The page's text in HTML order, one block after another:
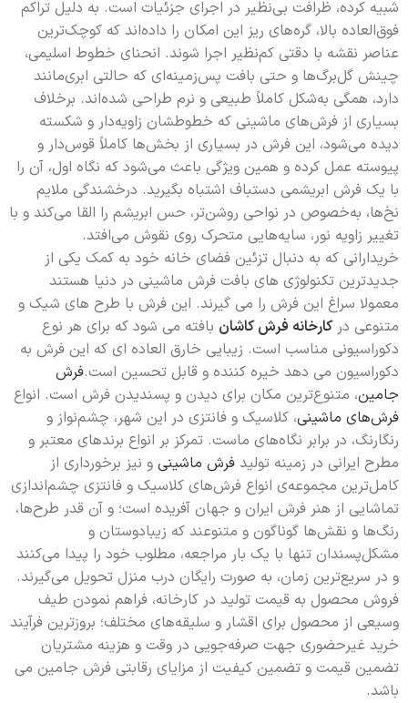
شبیه کرده، ظرافت بی‌نظیر در اجرای جزئیات است. به دلیل تراکم
فوق‌العاده بالا، گره‌های ریز این امکان را داده‌اند که کوچک‌ترین
عناصر نقشه با دقتی کم‌نظیر اجرا شوند. انحنای خطوط اسلیمی،
چینش گل‌برگ‌ها و حتی بافت پس‌زمینه‌ای که حالتی ابری‌مانند
دارد، همگی به‌شکل کاملاً طبیعی و نرم طراحی شده‌اند. برخلاف
بسیاری از فرش‌های ماشینی که خطوطشان زاویه‌دار و شکسته
دیده می‌شود، این فرش در بسیاری از بخش‌ها کاملاً قوس‌دار و
پیوسته عمل کرده و همین ویژگی باعث می‌شود که نگاه اول، آن را
با یک فرش ابریشمی دستباف اشتباه بگیرید. درخشندگی ملایم
نخ‌ها، به‌خصوص در نواحی روشن‌تر، حس ابریشم را القا می‌کند و با
تغییر زاویه نور، سایه‌هایی متحرک روی نقوش می‌افتد.
خریدارانی که به دنبال تزئین فضای خانه خود به کمک یکی از
جدیدترین تکنولوژی های بافت فرش ماشینی در دنیا هستند
معمولا سراغ این فرش را می گیرند. این فرش با طرح های شیک و
متنوعی درکارخانه فرش کاشان بافته می شود که برای هر نوع
دکوراسیونی مناسب است. زیبایی خارق العاده ای که این فرش به
دکوراسیون می دهد خیره کننده و قابل تحسین است.فرش
جامین، متنوع‌ترین مکان برای دیدن و پسندیدن فرش است. انواع
فرش‌های ماشینی، کلاسیک و فانتزی در این شهر، چشم‌نواز و
رنگارنگ، در برابر نگاه‌های ماست. تمرکز بر انواع برندهای معتبر و
مطرح ایرانی در زمینه تولید فرش ماشینی و نیز برخورداری از
کامل‌ترین مجموعه‌ی انواع فرش‌های کلاسیک و فانتزی چشم‌اندازی
تماشایی از هنر فرش ایران و جهان آفریده است؛ و آن قدر طرح‌ها،
رنگ‌ها و نقش‌ها گونا‌گون و متنوعند که زیبادوستان و
مشکل‌پسندان تنها با یک بار مراجعه، مطلوب خود را پیدا می‌کنند
و در سریع‌ترین زمان، به صورت رایگان درب منزل تحویل می‌گیرند.
فروش محصول به قیمت تولید در کارخانه، فراهم نمودن طیف
وسیعی از محصول برای اقشار و سلیقه‌های مختلف؛ بروزترین فرآیند
خرید غیرحضوری جهت صرفه‌جویی در وقت و هزینه مشتریان
تضمین قیمت و تضمین کیفیت از مزایای رقابتی فرش جامین می
باشد.